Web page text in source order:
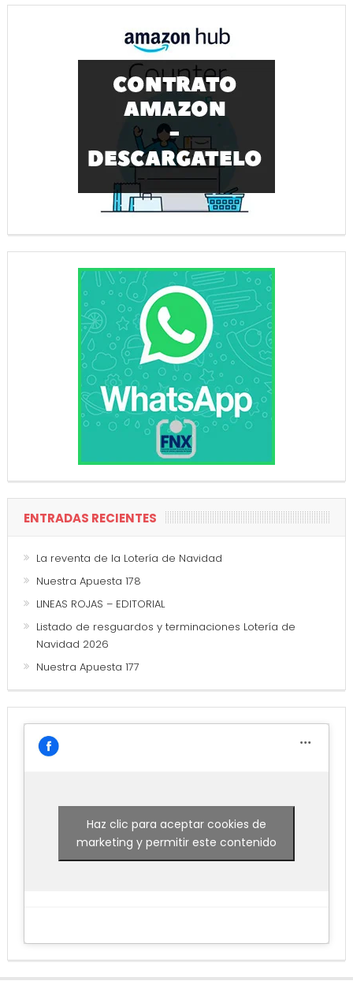
ENTRADAS RECIENTES
La reventa de la Lotería de Navidad
Nuestra Apuesta 178
LINEAS ROJAS – EDITORIAL
Listado de resguardos y terminaciones Lotería de
Navidad 2026
Nuestra Apuesta 177
Haz clic para aceptar cookies de
marketing y permitir este contenido